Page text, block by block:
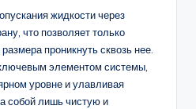
жидкости через
что позволяет только
проникнуть сквозь нее.
элементом системы,
уровне и улавливая
собой лишь чистую и